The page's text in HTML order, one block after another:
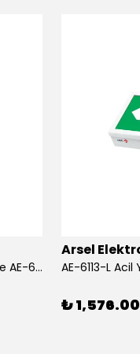
Acil Yönlendirme Armatürü Ekolite AE-6213-L
Arsel
₺ 1,576.00